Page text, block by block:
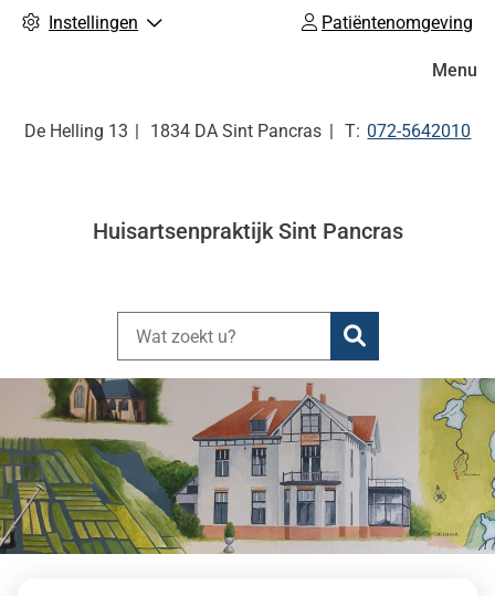
Instellingen Patiëntenomgeving
De Helling 13 1834 DA Sint Pancras Tel:
072-5642010
Huisartsenpraktijk Sint Pancras
Zoeken
Menu